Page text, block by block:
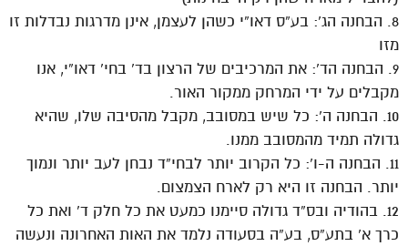
8. הבחנה הג’: בע”ס דאו”י כשהן לעצמן, אינן מדרגות נבדלות זו
מזו
9. הבחנה הד’: את המרכיבים של הרצון בד’ בחי’ דאו”י, אנו
מקבלים על ידי המרחק ממקור האור.
10. הבחנה ה’: כל שיש במסובב, מקבל מהסיבה שלו, שהיא
גדולה תמיד מהמסובב ממנו.
11. הבחנה ה-ו’: כל הקרוב יותר לבחי”ד נבחן לעב יותר ונמוך
יותר. הבחנה זו היא רק לארח הצמצום.
12. בהודיה ובס”ד גדולה סיימנו כמעט את כל חלק ד’ ואת כל
כרך א’ בתע”ס, בע”ה בסעודה נלמד את האות האחרונה ונעשה